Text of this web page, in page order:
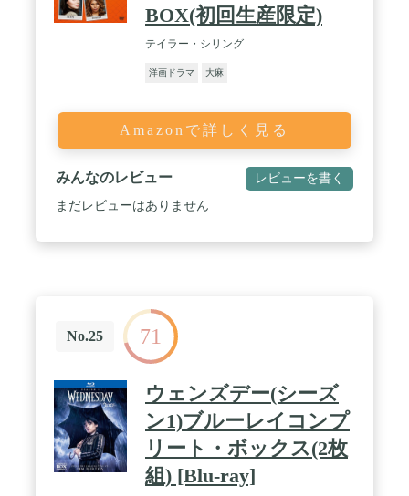
BOX(初回生産限定)
テイラー・シリング
洋画ドラマ 大麻
Amazonで詳しく見る
みんなのレビュー レビューを書く
まだレビューはありません
No.25 71
ウェンズデー(シーズ
ン1)ブルーレイコンプ
リート・ボックス(2枚
組) [Blu-ray]